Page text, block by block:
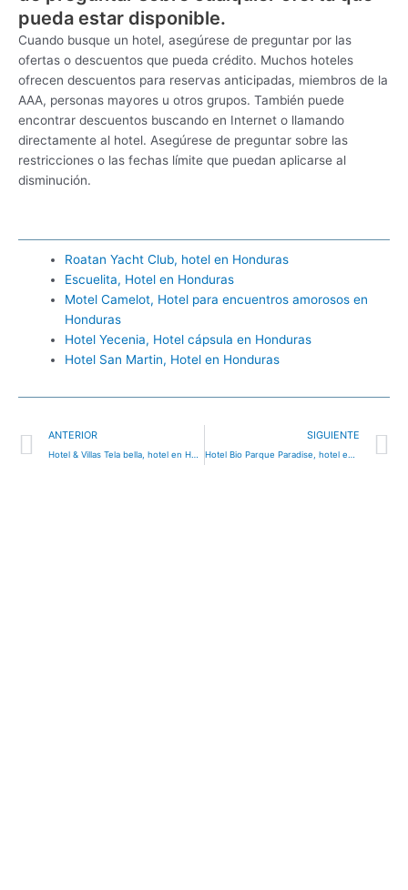
pueda estar disponible.
Cuando busque un hotel, asegúrese de preguntar por las
ofertas o descuentos que pueda crédito. Muchos hoteles
ofrecen descuentos para reservas anticipadas, miembros de la
AAA, personas mayores u otros grupos. También puede
encontrar descuentos buscando en Internet o llamando
directamente al hotel. Asegúrese de preguntar sobre las
restricciones o las fechas límite que puedan aplicarse al
disminución.
Roatan Yacht Club, hotel en Honduras
Escuelita, Hotel en Honduras
Motel Camelot, Hotel para encuentros amorosos en
Honduras
Hotel Yecenia, Hotel cápsula en Honduras
Hotel San Martin, Hotel en Honduras
Ant
ANTERIOR
Hotel & Villas Tela bella, hotel en Honduras
SIGUIENTE
Hotel Bio Parque Paradise, hotel en Honduras